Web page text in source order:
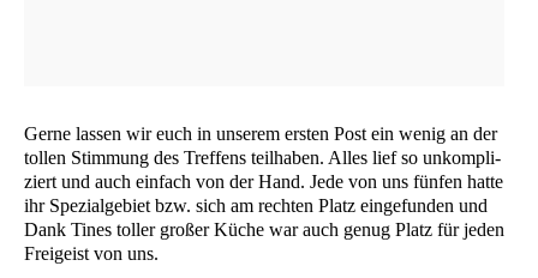
Ger­ne las­sen wir euch in unse­rem ers­ten Post ein wenig an der
tol­len Stim­mung des Tref­fens teil­ha­ben. Alles lief so unkom­pli­
ziert und auch ein­fach von der Hand. Jede von uns fün­fen hat­te
ihr Spe­zi­al­ge­biet bzw. sich am rech­ten Platz ein­ge­fun­den und
Dank Tines tol­ler gro­ßer Küche war auch genug Platz für jeden
Frei­geist von uns.